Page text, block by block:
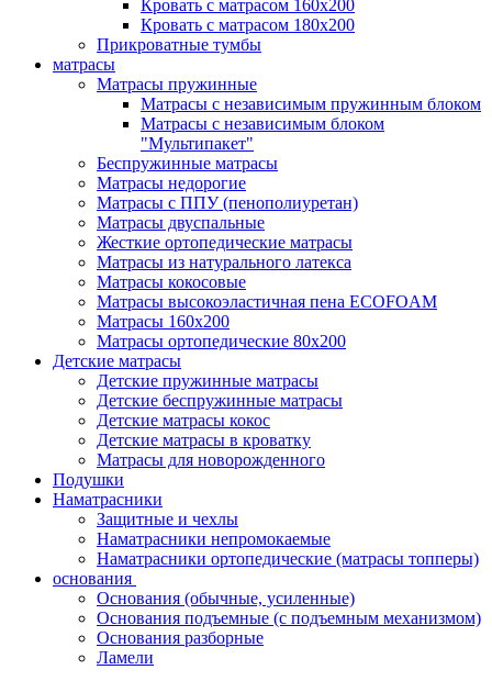
Кровать с матрасом 160х200
Кровать с матрасом 180х200
Прикроватные тумбы
матрасы
Матрасы пружинные
Матрасы с независимым пружинным блоком
Матрасы с независимым блоком
"Мультипакет"
Беспружинные матрасы
Матрасы недорогие
Матрасы с ППУ (пенополиуретан)
Матрасы двуспальные
Жесткие ортопедические матрасы
Матрасы из натурального латекса
Матрасы кокосовые
Матрасы высокоэластичная пена ECOFOAM
Матрасы 160х200
Матрасы ортопедические 80х200
Детские матрасы
Детские пружинные матрасы
Детские беспружинные матрасы
Детские матрасы кокос
Детские матрасы в кроватку
Матрасы для новорожденного
Подушки
Наматрасники
Защитные и чехлы
Наматрасники непромокаемые
Наматрасники ортопедические (матрасы топперы)
основания
Основания (обычные, усиленные)
Основания подъемные (с подъемным механизмом)
Основания разборные
Ламели